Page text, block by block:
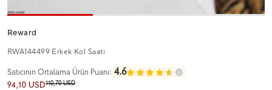
Reward
RWA144499 Erkek Kol Saati
Satıcının Ortalama Ürün Puanı: 4.6
94,10 USD110,70 USD